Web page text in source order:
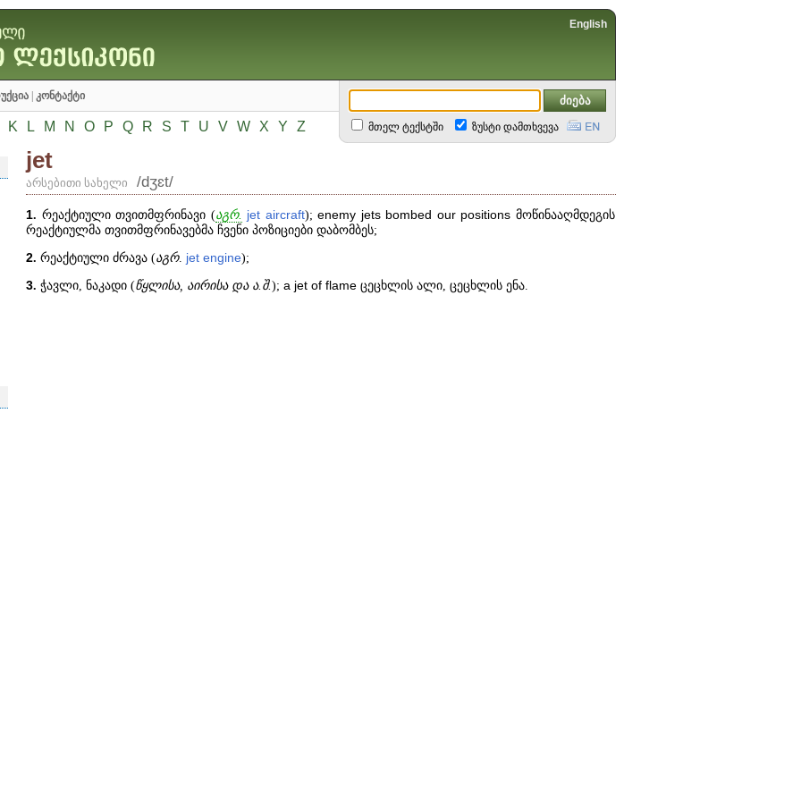
English
კონტაქტი
K L M N O P Q R S T U V W X Y Z მთელ ტექსტში ზუსტი დამთხვევა
jet
არსებითი სახელი /dʒɛt/
1. რეაქტიული თვითმფრინავი (აგრ. jet aircraft);enemy jets bombed our positions მოწინააღმდეგის
რეაქტიულმა თვითმფრინავებმა ჩვენი პოზიციები დაბომბეს;
2. რეაქტიული ძრავა (აგრ. jet engine);
3. ჭავლი, ნაკადი (წყლისა, აირისა და ა.შ.); a jet of flame ცეცხლის ალი, ცეცხლის ენა.